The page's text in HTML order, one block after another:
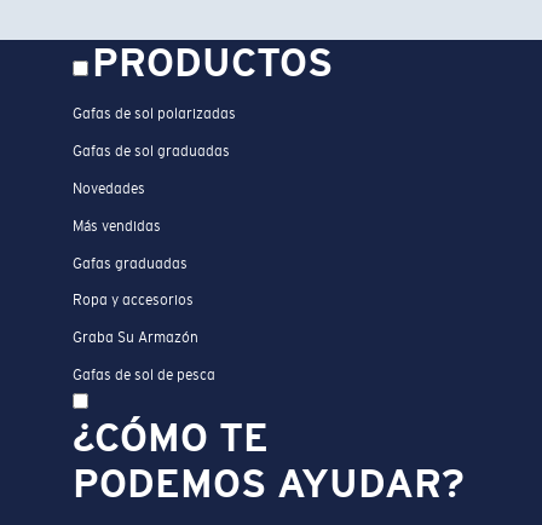
PRODUCTOS
Gafas de sol polarizadas
Gafas de sol graduadas
Novedades
Más vendidas
Gafas graduadas
Ropa y accesorios
Graba Su Armazón
Gafas de sol de pesca
¿CÓMO TE
PODEMOS AYUDAR?